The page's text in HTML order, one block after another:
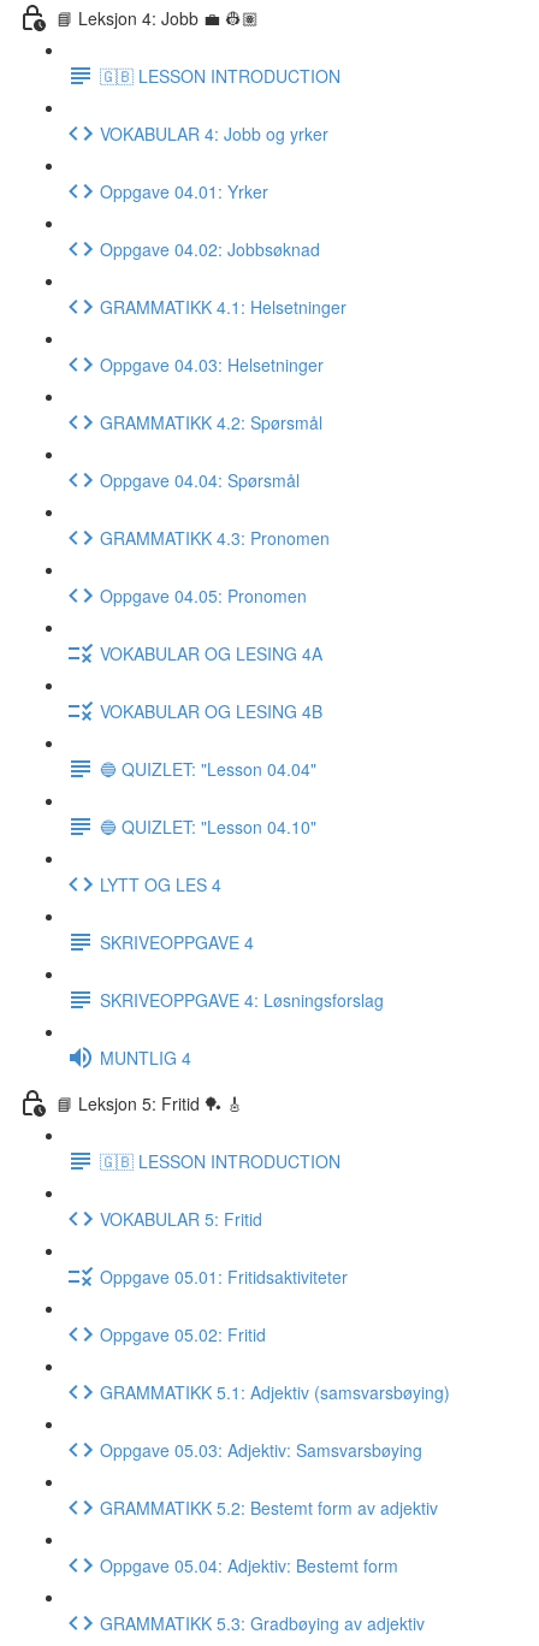
📘 Leksjon 4: Jobb 💼 👷🏽
🇬🇧 LESSON INTRODUCTION
VOKABULAR 4: Jobb og yrker
Oppgave 04.01: Yrker
Oppgave 04.02: Jobbsøknad
GRAMMATIKK 4.1: Helsetninger
Oppgave 04.03: Helsetninger
GRAMMATIKK 4.2: Spørsmål
Oppgave 04.04: Spørsmål
GRAMMATIKK 4.3: Pronomen
Oppgave 04.05: Pronomen
VOKABULAR OG LESING 4A
VOKABULAR OG LESING 4B
🔵 QUIZLET: "Lesson 04.04"
🔵 QUIZLET: "Lesson 04.10"
LYTT OG LES 4
SKRIVEOPPGAVE 4
SKRIVEOPPGAVE 4: Løsningsforslag
MUNTLIG 4
📘 Leksjon 5: Fritid 🏓 🎸
🇬🇧 LESSON INTRODUCTION
VOKABULAR 5: Fritid
Oppgave 05.01: Fritidsaktiviteter
Oppgave 05.02: Fritid
GRAMMATIKK 5.1: Adjektiv (samsvarsbøying)
Oppgave 05.03: Adjektiv: Samsvarsbøying
GRAMMATIKK 5.2: Bestemt form av adjektiv
Oppgave 05.04: Adjektiv: Bestemt form
GRAMMATIKK 5.3: Gradbøying av adjektiv